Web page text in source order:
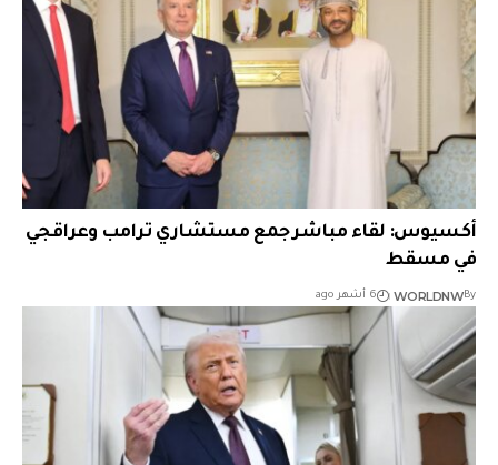
أكسيوس: لقاء مباشر جمع مستشاري ترامب وعراقجي
في مسقط
By
WORLDNW 6 أشهر ago